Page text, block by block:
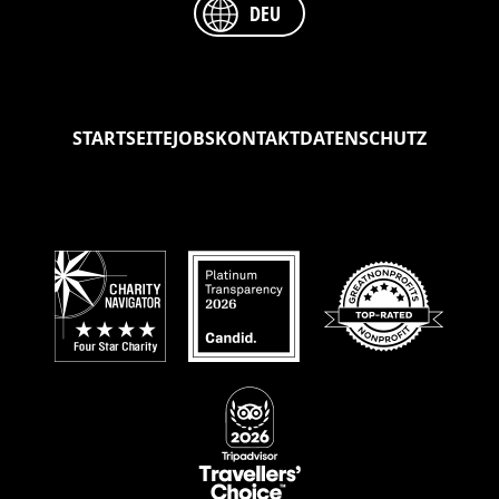
nach der Probenahme reisen, ohne unter
Familienmitglied nach Europa zu bringen:
Flugpaten Ihren Hund nach Europa bringen,
sind die Kosten im Verhältnis zur Entfernung
sehr günstig – zwischen 400 und 1.300 Euro.
Als Frachtgut. Die Kosten sind zwar höher –
zwischen 1.500 und 3.300 Euro – aber der
Vorteil ist, dass Ihr Hund schnell und bequem
zu Ihnen reisen kann. Hinweis: Nicht alle
DEU
STARTSEITEJOBSKONTAKTDATENSCHUTZ